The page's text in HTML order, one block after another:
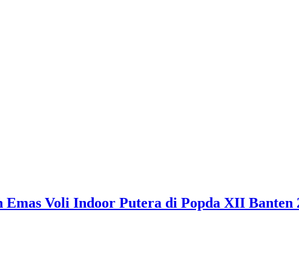
Voli Indoor Putera di Popda XII Banten